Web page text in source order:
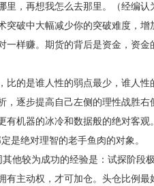
里，再想我怎么去那里。（经编
突破中大幅减少你的突破难度，
一样赚。期货的背后是资金，资金
的是谁人性的弱点最少，谁人性
，逐步提高自己左侧的理性战胜
有机器的冰冷和数据般的绝对客
是绝对理智的老手鱼肉的对象。
较为成功的经验是：试探阶段极
有主动权，才可加仓。头仓比例最